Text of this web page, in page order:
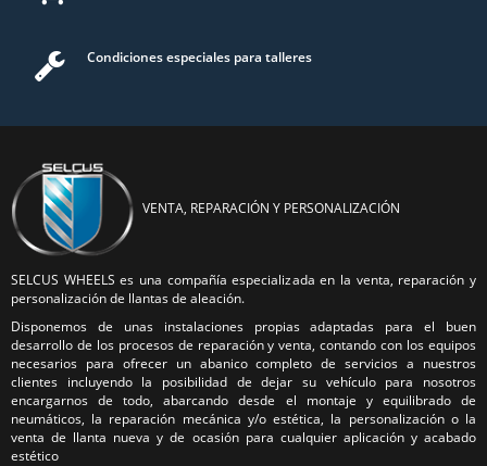
Condiciones especiales para talleres
VENTA, REPARACIÓN Y PERSONALIZACIÓN
SELCUS WHEELS es una compañía especializada en la venta, reparación y
personalización de llantas de aleación.
Disponemos de unas instalaciones propias adaptadas para el buen
desarrollo de los procesos de reparación y venta, contando con los equipos
necesarios para ofrecer un abanico completo de servicios a nuestros
clientes incluyendo la posibilidad de dejar su vehículo para nosotros
encargarnos de todo, abarcando desde el montaje y equilibrado de
neumáticos, la reparación mecánica y/o estética, la personalización o la
venta de llanta nueva y de ocasión para cualquier aplicación y acabado
estético